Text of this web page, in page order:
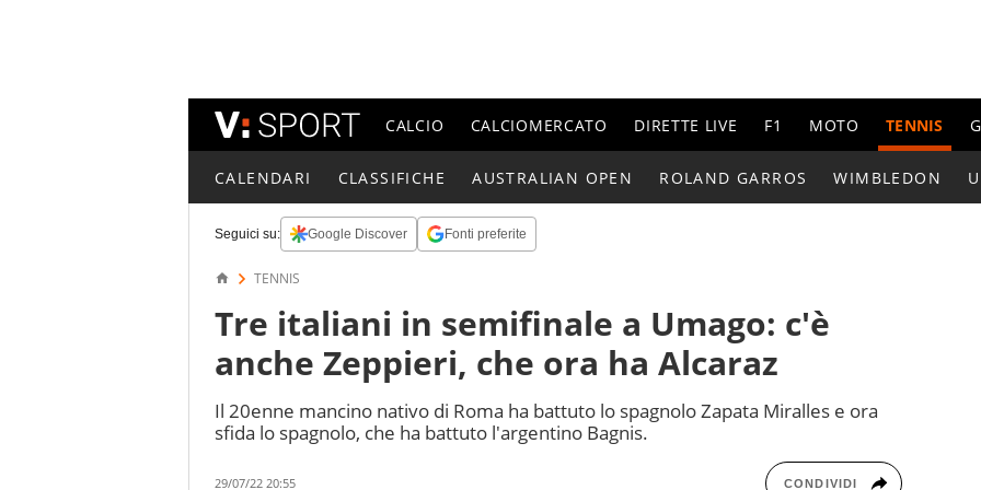
CALCIO CALCIOMERCATO DIRETTE LIVE F1 MOTO TENNIS
CALENDARI CLASSIFICHE AUSTRALIAN OPEN ROLAND GARROS WIMBLEDON
Seguici su: Google Discover Fonti preferite
TENNIS
Tre italiani in semifinale a Umago: c'è
anche Zeppieri, che ora ha Alcaraz
Il 20enne mancino nativo di Roma ha battuto lo spagnolo Zapata Miralles e ora
sfida lo spagnolo, che ha battuto l'argentino Bagnis.
29/07/22 20:55 CONDIVIDI